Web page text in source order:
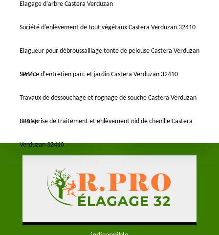
Elagage d'arbre Castera Verduzan
Société d'enlèvement de tout végétaux Castera Verduzan 32410
Elagueur pour débroussaillage tonte de pelouse Castera Verduzan
32410
Service d'entretien parc et jardin Castera Verduzan 32410
Travaux de dessouchage et rognage de souche Castera Verduzan
32410
Entreprise de traitement et enlèvement nid de chenille Castera
Verduzan 32410